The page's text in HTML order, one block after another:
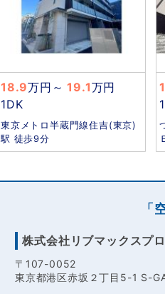
18.9万円 ～ 19.1万円
1DK
東京メトロ半蔵門線住吉(東京)
駅 徒歩9分
「
株式会社リブマックスプ
〒107-0052
東京都港区赤坂２丁目5-1 S-